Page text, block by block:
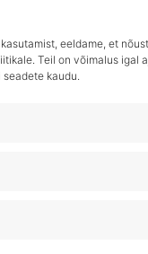
eeldame, et
Teil on võimalus igal
kaudu.